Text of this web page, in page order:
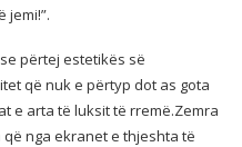
jemi!”.
përtej estetikës së
që nuk e përtyp dot as gota
e arta të luksit të rremë.Zemra
nga ekranet e thjeshta të